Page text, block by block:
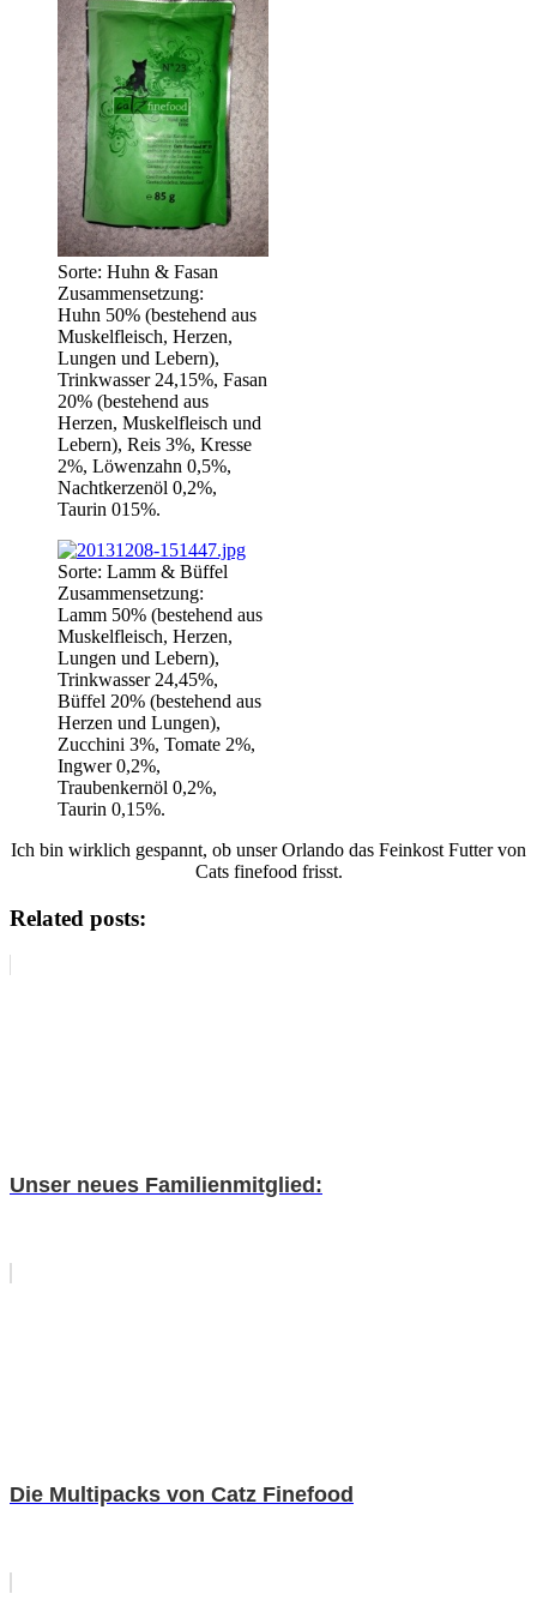
Sorte: Huhn & Fasan
Zusammensetzung:
Huhn 50% (bestehend aus
Muskelfleisch, Herzen,
Lungen und Lebern),
Trinkwasser 24,15%, Fasan
20% (bestehend aus
Herzen, Muskelfleisch und
Lebern), Reis 3%, Kresse
2%, Löwenzahn 0,5%,
Nachtkerzenöl 0,2%,
Taurin 015%.
Sorte: Lamm & Büffel
Zusammensetzung:
Lamm 50% (bestehend aus
Muskelfleisch, Herzen,
Lungen und Lebern),
Trinkwasser 24,45%,
Büffel 20% (bestehend aus
Herzen und Lungen),
Zucchini 3%, Tomate 2%,
Ingwer 0,2%,
Traubenkernöl 0,2%,
Taurin 0,15%.
Ich bin wirklich gespannt, ob unser Orlando das Feinkost Futter von
Cats finefood frisst.
Related posts:
Unser neues Familienmitglied:
Die Multipacks von Catz Finefood